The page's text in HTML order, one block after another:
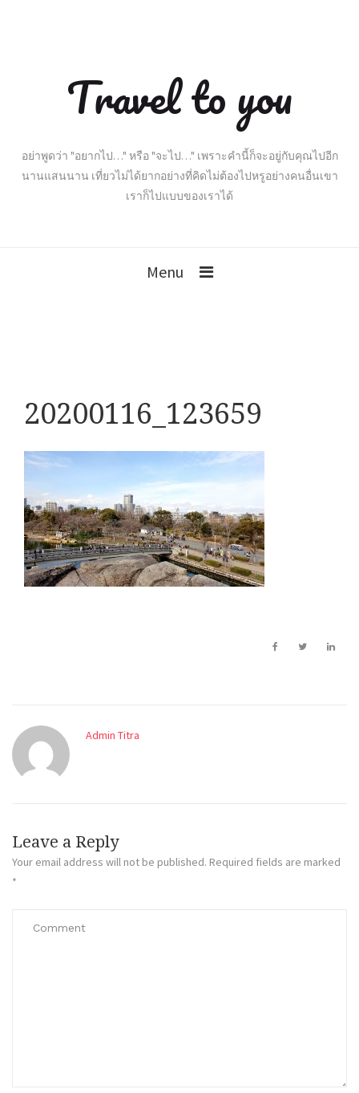
Travel to you
อย่าพูดว่า "อยากไป…" หรือ "จะไป…" เพราะคำนี้ก็จะอยู่กับคุณไปอีก
นานแสนนาน เที่ยวไม่ได้ยากอย่างที่คิดไม่ต้องไปหรูอย่างคนอื่นเขา
เราก็ไปแบบของเราได้
Menu
20200116_123659
Admin Titra
Leave a Reply
Your email address will not be published. Required fields are marked
*